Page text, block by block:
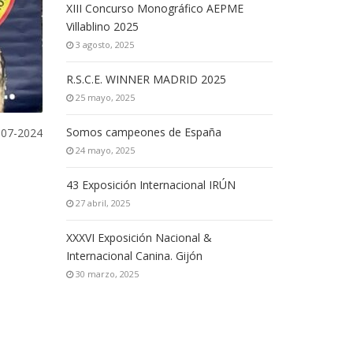
2024
XIII Concurso Monográfico AEPME
Villablino 2025
3 agosto, 2025
R.S.C.E. WINNER MADRID 2025
25 mayo, 2025
Somos campeones de España
24 mayo, 2025
43 Exposición Internacional IRÚN
27 abril, 2025
XXXVI Exposición Nacional &
Internacional Canina. Gijón
30 marzo, 2025